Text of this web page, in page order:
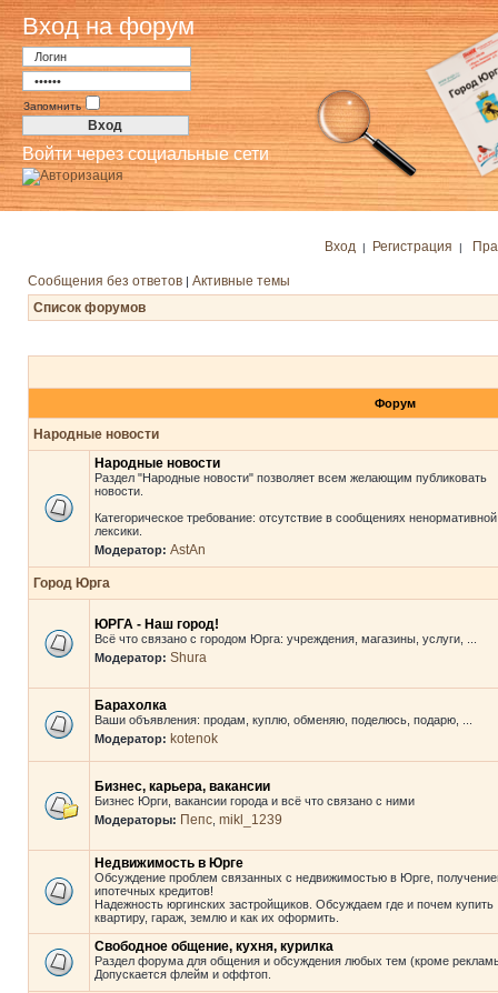
Вход на форум
Запомнить
Войти через социальные сети
Вход | Регистрация |
Сообщения без ответов | Активные темы
Список форумов
Форум
Народные новости
Народные новости
Раздел "Народные новости" позволяет всем желающим публиковать
новости.
Категорическое требование: отсутствие в сообщениях ненормативной
лексики.
Модератор: AstAn
Город Юрга
ЮРГА - Наш город!
Всё что связано с городом Юрга: учреждения, магазины, услуги, ...
Модератор: Shura
Барахолка
Ваши объявления: продам, куплю, обменяю, поделюсь, подарю, ...
Модератор: kotenok
Бизнес, карьера, вакансии
Бизнес Юрги, вакансии города и всё что связано с ними
Модераторы: Пепс mikl_1239
Недвижимость в Юрге
Обсуждение проблем связанных с недвижимостью в Юрге,
ипотечных кредитов!
Надежность юргинских застройщиков. Обсуждаем где и почем купить
квартиру, гараж, землю и как их оформить.
Свободное общение, кухня, курилка
Раздел форума для общения и обсуждения любых тем (кроме
Допускается флейм и оффтоп.